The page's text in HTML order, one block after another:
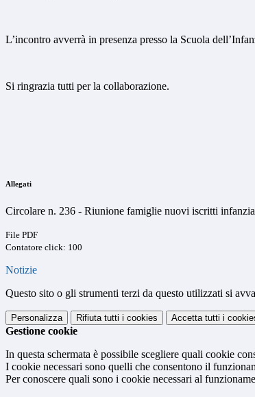
L’incontro avverrà in presenza presso la Scuola
Si ringrazia tutti per la collaborazione.
Allegati
Circolare n. 236 - Riunione famiglie nuovi iscritti
File PDF
Contatore click: 100
Notizie
Questo sito o gli strumenti terzi da questo utilizzati si
Personalizza Rifiuta tutti i cookies Accetta tutti i
Gestione cookie
In questa schermata è possibile scegliere quali cookie
I cookie necessari sono quelli che consentono il
Per conoscere quali sono i cookie necessari al